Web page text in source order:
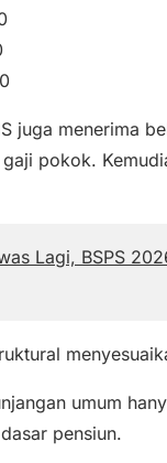
juga menerima
pokok.
Lagi, BSPS
umum
pensiun.